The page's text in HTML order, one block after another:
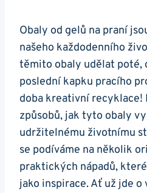
Obaly od gelů na praní
našeho každodenního
těmito obaly udělat poté,
poslední kapku pracího
doba kreativní recyklace!
způsobů, jak tyto obaly
udržitelnému životnímu
se​ podíváme na několik
praktických nápadů,​
jako inspirace. Ať už jde